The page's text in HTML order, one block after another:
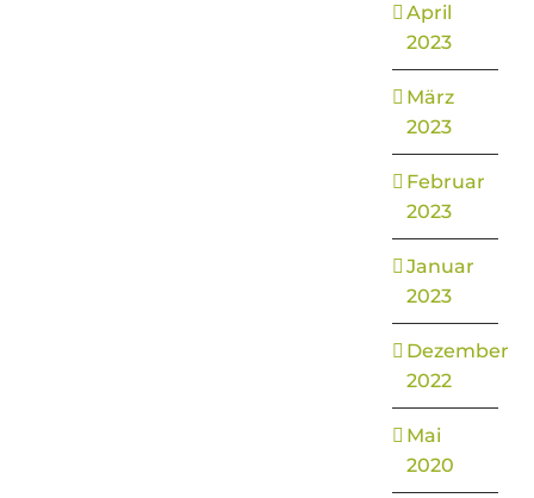
April
2023
März
2023
Februar
2023
Januar
2023
Dezember
2022
Mai
2020